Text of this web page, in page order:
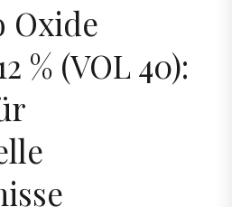
Oxide
% (VOL 40):